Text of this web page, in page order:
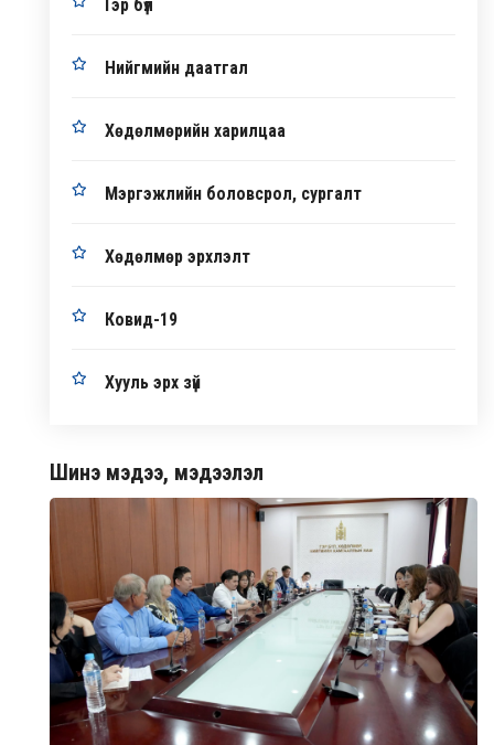
Гэр бүл
Нийгмийн даатгал
Хөдөлмөрийн харилцаа
Мэргэжлийн боловсрол, сургалт
Хөдөлмөр эрхлэлт
Ковид-19
Хууль эрх зүй
Шинэ мэдээ, мэдээлэл